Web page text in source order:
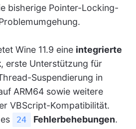
bisherige Pointer-Locking-
Wine 11.9 eine integrierte
, erste Unterstützung für
Suspendierung in
ARM64 sowie weitere
VBScript-Kompatibilität.
24 Fehlerbehebungen.